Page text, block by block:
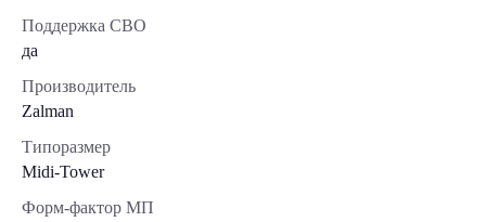
Поддержка СВО
да
Производитель
Zalman
Типоразмер
Midi-Tower
Форм-фактор МП